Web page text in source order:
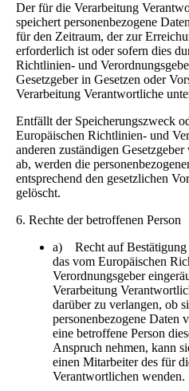
Der für die Verarbeitung
speichert personenbezogene
für den Zeitraum, der zur
erforderlich ist oder sofern dies
Richtlinien- und
Gesetzgeber in Gesetzen oder
Verarbeitung Verantwortliche
Entfällt der Speicherungszweck
Europäischen Richtlinien- und
anderen zuständigen
ab, werden die
entsprechend den gesetzlichen
gelöscht.
6. Rechte der betroffenen Person
a) Recht auf Bestätigung
das vom Europäischen
Verordnungsgeber
Verarbeitung
darüber zu verlangen, ob
personenbezogene Daten
eine betroffene Person
Anspruch nehmen, kann
einen Mitarbeiter des für
Verantwortlichen wenden.